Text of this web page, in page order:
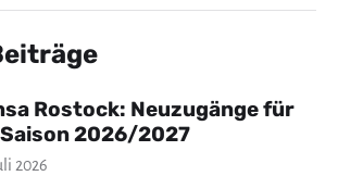
Rostock: Neuzugänge für
2026/2027
2026